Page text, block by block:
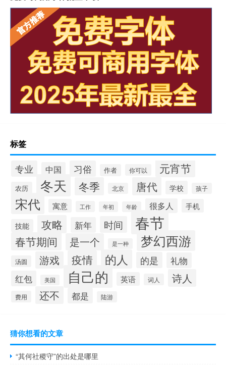
标签
专业 中国 习俗 作者 你可以 元宵节
农历 冬天 冬季 北京 唐代 学校 孩子
宋代 寓意 工作 年初 年龄 很多人 手机
技能 攻略 新年 时间 春节
春节期间 是一个 是一种 梦幻西游
汤圆 游戏 疫情 的人 的是
礼物
红包
美国 自己的 英语 词人 诗人
费用 还不 都是 陆游
猜你想看的文章
“其何社稷守”的出处是哪里